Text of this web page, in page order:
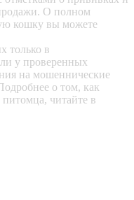
О полном
кошку вы можете
только в
у проверенных
на мошеннические
о том, как
читайте в